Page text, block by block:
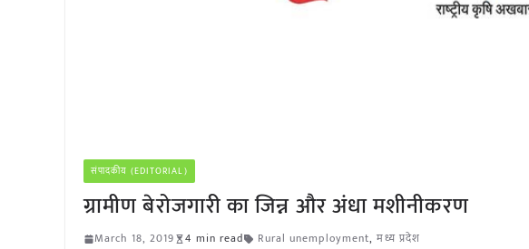
संपादकीय (EDITORIAL)
ग्रामीण बेरोजगारी का जिन्न और अंधा मशीनीकरण
March 18, 2019 4 min read Rural unemployment,मध्य प्रदेश